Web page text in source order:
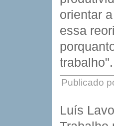
orientar
essa
trabalho".
Publicado
Luís